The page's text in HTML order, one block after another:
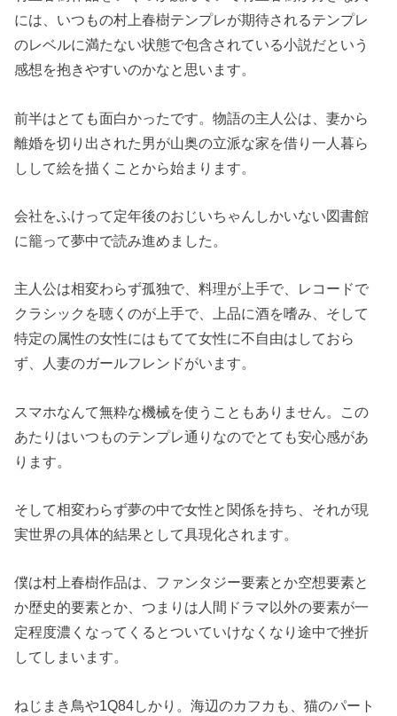
には、いつもの村上春樹テンプレが期待されるテンプレ
のレベルに満たない状態で包含されている小説だという
感想を抱きやすいのかなと思います。
前半はとても面白かったです。物語の主人公は、妻から
離婚を切り出された男が山奥の立派な家を借り一人暮ら
しして絵を描くことから始まります。
会社をふけって定年後のおじいちゃんしかいない図書館
に籠って夢中で読み進めました。
主人公は相変わらず孤独で、料理が上手で、レコードで
クラシックを聴くのが上手で、上品に酒を嗜み、そして
特定の属性の女性にはもてて女性に不自由はしておら
ず、人妻のガールフレンドがいます。
スマホなんて無粋な機械を使うこともありません。この
あたりはいつものテンプレ通りなのでとても安心感があ
ります。
そして相変わらず夢の中で女性と関係を持ち、それが現
実世界の具体的結果として具現化されます。
僕は村上春樹作品は、ファンタジー要素とか空想要素と
か歴史的要素とか、つまりは人間ドラマ以外の要素が一
定程度濃くなってくるとついていけなくなり途中で挫折
してしまいます。
ねじまき鳥や1Q84しかり。海辺のカフカも、猫のパート